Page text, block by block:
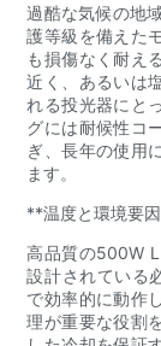
過酷な気候の地
護等級を備えた
も損傷なく耐え
近く、あるいは
れる投光器にと
グには耐候性コ
ぎ、長年の使用
ます。
**温度と環境要
高品質の500W
設​​計されている
で効率的に動作
理が重要な役割